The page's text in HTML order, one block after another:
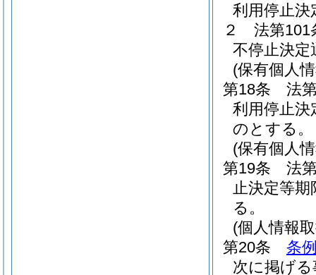
利用停止決
２
法第101
不停止決定
(保有個人
第18条
法
利用停止決
のとする。
(保有個人
第19条
法
止決定等期
る。
(個人情報
第20条
条
次に掲げ